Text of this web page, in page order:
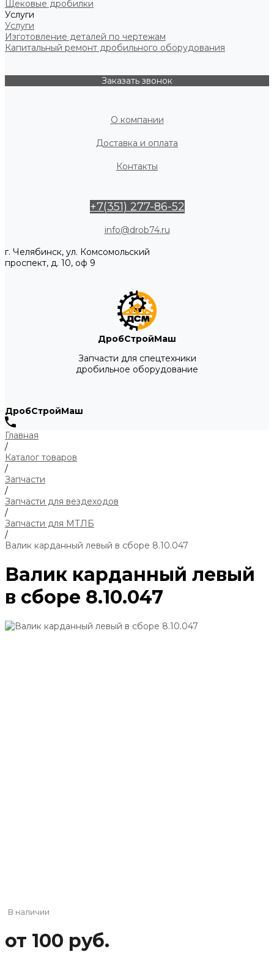
Щековые дробилки
Услуги
Услуги
Изготовление деталей по чертежам
Капитальный ремонт дробильного оборудования
Заказать звонок
О компании
Доставка и оплата
Контакты
+7(351) 277-86-52
info@drob74.ru
г. Челябинск, ул. Комсомольский
проспект, д. 10, оф 9
ДробСтройМаш
Запчасти для спецтехники
дробильное оборудование
ДробСтройМаш
Главная
/
Каталог товаров
/
Запчасти
/
Запчасти для вездеходов
/
Запчасти для МТЛБ
/
Валик карданный левый в сборе 8.10.047
Валик карданный левый
в сборе 8.10.047
В наличии
от 100 руб.